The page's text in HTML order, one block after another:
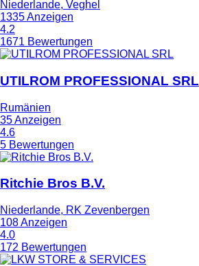
Niederlande, Veghel
1335 Anzeigen
4.2
1671 Bewertungen
UTILROM PROFESSIONAL SRL
Rumänien
35 Anzeigen
4.6
5 Bewertungen
Ritchie Bros B.V.
Niederlande, RK Zevenbergen
108 Anzeigen
4.0
172 Bewertungen